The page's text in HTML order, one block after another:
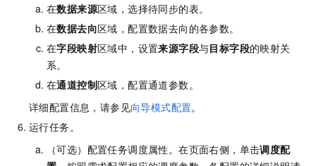
在数据来源区域，选择待同步的表。
在数据去向区域，配置数据去向的各参数。
在字段映射区域中，设置来源字段与目标字段的映射关
系。
在通道控制区域，配置通道参数。
详细配置信息，请参见向导模式配置。
运行任务。
（可选）配置任务调度属性。在页面右侧，单击调度配